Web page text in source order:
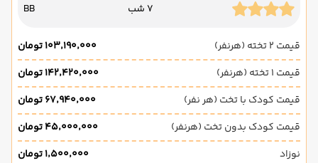
7 شب BB
قیمت 2 تخته (هرنفر)
۱۰۳٬۱۹۰٬۰۰۰ تومان
قیمت 1 تخته (هرنفر)
۱۴۲٬۴۲۰٬۰۰۰ تومان
قیمت کودک با تخت (هر نفر)
۶۷٬۹۴۰٬۰۰۰ تومان
قیمت کودک بدون تخت (هرنفر)
۴۵٬۰۰۰٬۰۰۰ تومان
نوزاد
۱٬۵۰۰٬۰۰۰ تومان